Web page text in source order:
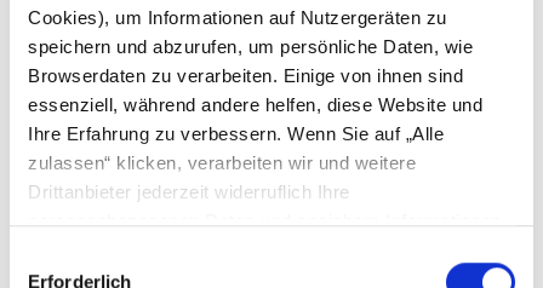
Cookies), um Informationen auf Nutzergeräten zu
speichern und abzurufen, um persönliche Daten, wie
Browserdaten zu verarbeiten. Einige von ihnen sind
essenziell, während andere helfen, diese Website und
Ihre Erfahrung zu verbessern. Wenn Sie auf „Alle
zulassen“ klicken, verarbeiten wir und weitere
Drittanbieter jederzeit widerruflich Ihre
personenbezogenen Daten und speichern Informationen
Ihrem Endgerät, bzw. greifen auf diese zu. Die
Erforderlich